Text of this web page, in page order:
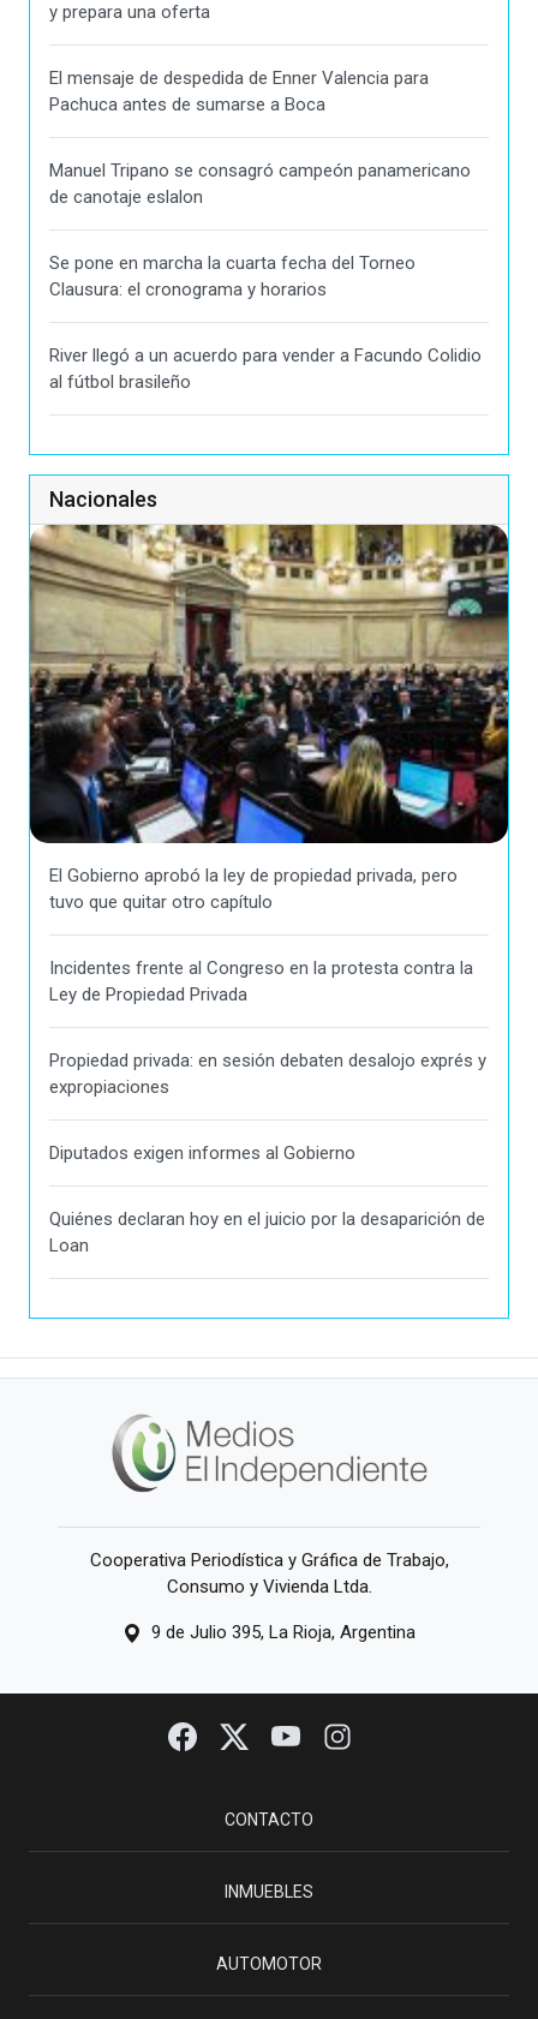
y prepara una oferta
El mensaje de despedida de Enner Valencia para
Pachuca antes de sumarse a Boca
Manuel Tripano se consagró campeón panamericano
de canotaje eslalon
Se pone en marcha la cuarta fecha del Torneo
Clausura: el cronograma y horarios
River llegó a un acuerdo para vender a Facundo Colidio
al fútbol brasileño
Nacionales
El Gobierno aprobó la ley de propiedad privada, pero
tuvo que quitar otro capítulo
Incidentes frente al Congreso en la protesta contra la
Ley de Propiedad Privada
Propiedad privada: en sesión debaten desalojo exprés y
expropiaciones
Diputados exigen informes al Gobierno
Quiénes declaran hoy en el juicio por la desaparición de
Loan
Cooperativa Periodística y Gráfica de Trabajo,
Consumo y Vivienda Ltda.
9 de Julio 395, La Rioja, Argentina
CONTACTO
INMUEBLES
AUTOMOTOR